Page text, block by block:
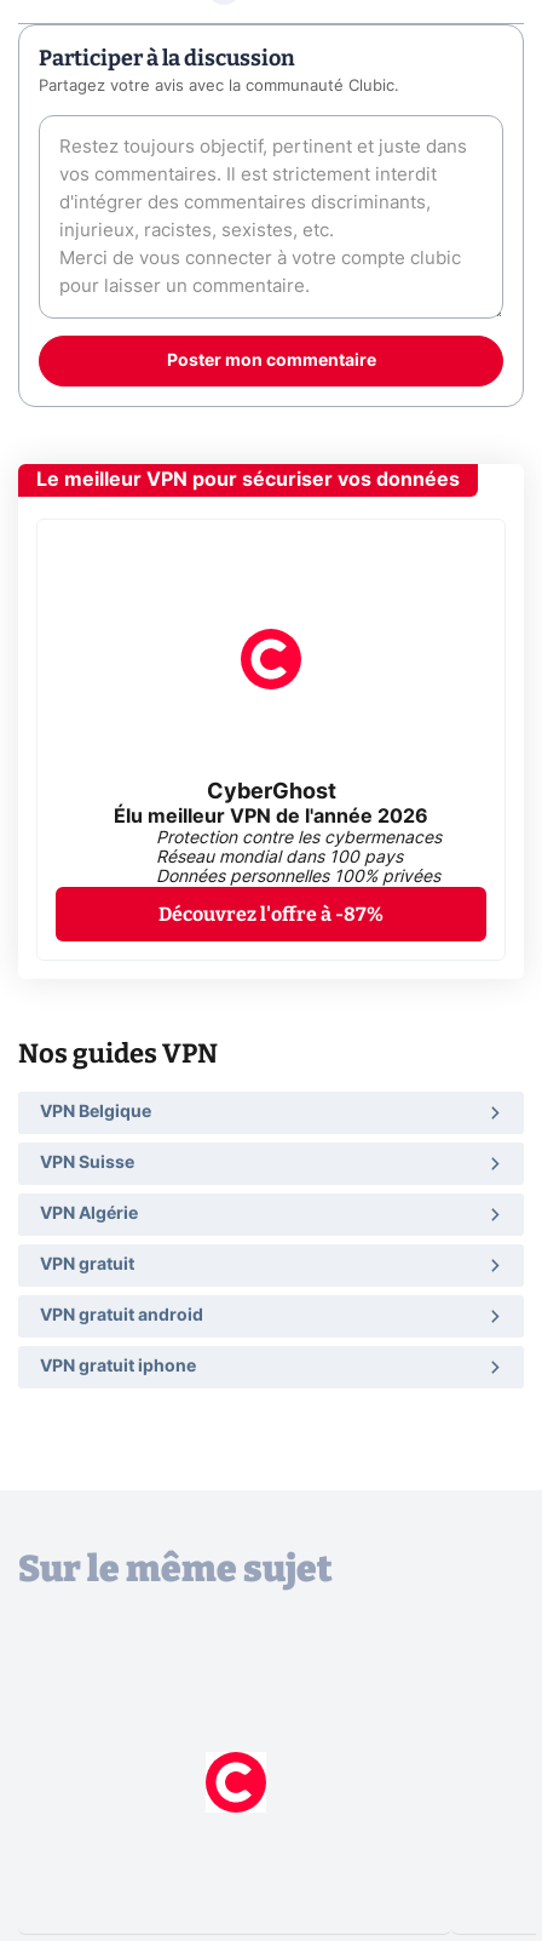
Participer à la discussion
Partagez votre avis avec la communauté Clubic.
Poster mon commentaire
Le meilleur VPN pour sécuriser vos données
CyberGhost
Élu meilleur VPN de l'année 2026
Protection contre les cybermenaces
Réseau mondial dans 100 pays
Données personnelles 100% privées
Découvrez l'offre à -87%
Nos guides VPN
VPN Belgique
VPN Suisse
VPN Algérie
VPN gratuit
VPN gratuit android
VPN gratuit iphone
Sur le même sujet